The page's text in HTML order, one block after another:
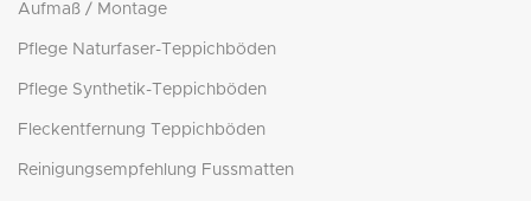
Aufmaß / Montage
Pflege Naturfaser-Teppichböden
Pflege Synthetik-Teppichböden
Fleckentfernung Teppichböden
Reinigungsempfehlung Fussmatten